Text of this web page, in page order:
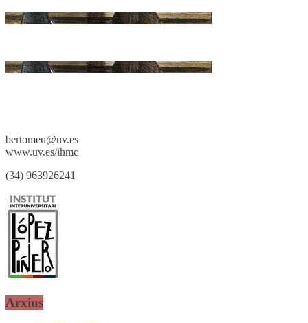
bertomeu@uv.es
www.uv.es/ihmc
(34) 963926241
Arxius